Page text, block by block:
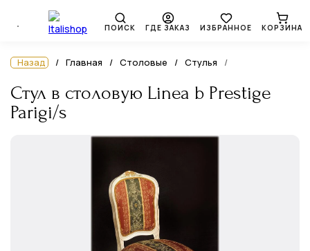
ПОИСК ГДЕ ЗАКАЗ ИЗБРАННОЕ КОРЗИНА
Назад Главная Столовые Стулья
Стул в столовую Linea b Prestige
Parigi/s